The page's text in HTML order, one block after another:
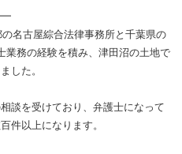
名古屋綜合法律事務所と千葉県の
業務の経験を積み、津田沼の土地で
した。
談を受けており、弁護士になって
件以上になります。